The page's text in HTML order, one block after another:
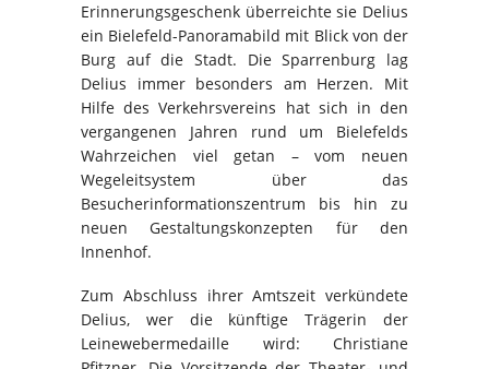
Erinnerungsgeschenk überreichte sie Delius
ein Bielefeld-Panoramabild mit Blick von der
Burg auf die Stadt. Die Sparrenburg lag
Delius immer besonders am Herzen. Mit
Hilfe des Verkehrsvereins hat sich in den
vergangenen Jahren rund um Bielefelds
Wahrzeichen viel getan – vom neuen
Wegeleitsystem über das
Besucherinformationszentrum bis hin zu
neuen Gestaltungskonzepten für den
Innenhof.
Zum Abschluss ihrer Amtszeit verkündete
Delius, wer die künftige Trägerin der
Leinewebermedaille wird: Christiane